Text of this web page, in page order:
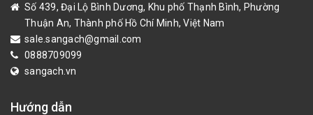
Số 439, Đại Lộ Bình Dương, Khu phố Thạnh Bình, Phường
Thuận An, Thành phố Hồ Chí Minh, Việt Nam
sale.sangach@gmail.com
0888709099
sangach.vn
Hướng dẫn